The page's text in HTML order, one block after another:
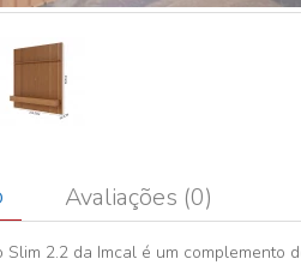
Avaliações (0)
Slim 2.2 da Imcal é um complemento